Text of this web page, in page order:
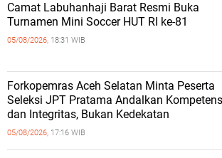
Camat Labuhanhaji Barat Resmi Buka
Turnamen Mini Soccer HUT RI ke-81
05/08/2026, 18:31 WIB
Forkopemras Aceh Selatan Minta Peserta
Seleksi JPT Pratama Andalkan
dan Integritas, Bukan Kedekatan
05/08/2026, 17:16 WIB